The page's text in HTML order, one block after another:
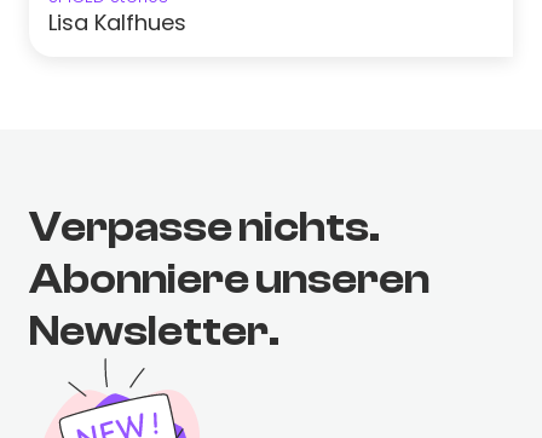
Lisa Kalfhues
Verpasse nichts.
Abonniere unseren
Newsletter.